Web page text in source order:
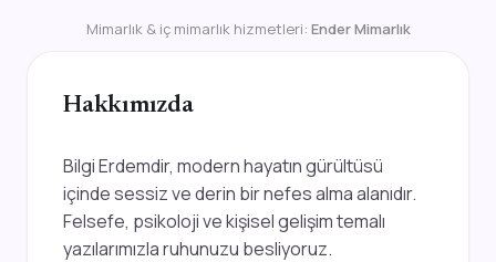
Mimarlık & iç mimarlık hizmetleri: Ender Mimarlık
Hakkımızda
Bilgi Erdemdir, modern hayatın gürültüsü
içinde sessiz ve derin bir nefes alma alanıdır.
Felsefe, psikoloji ve kişisel gelişim temalı
yazılarımızla ruhunuzu besliyoruz.